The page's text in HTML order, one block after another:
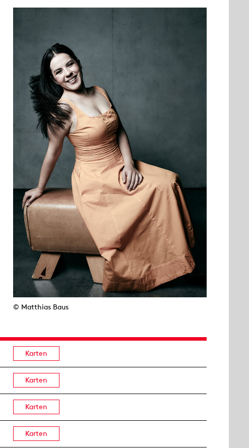
© Matthias Baus
Karten
Karten
Karten
Karten